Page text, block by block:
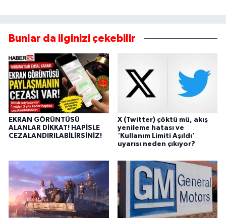
Bunlar da ilginizi çekebilir
EKRAN GÖRÜNTÜSÜ
ALANLAR DİKKAT! HAPİSLE
CEZALANDIRILABİLİRSİNİZ!
X (Twitter) çöktü mü, akış
yenileme hatası ve
'Kullanım Limiti Aşıldı'
uyarısı neden çıkıyor?